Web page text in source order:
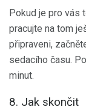
Pokud je pro vás
pracujte na tom
připraveni,
sedacího času.
minut.
8. Jak skončit